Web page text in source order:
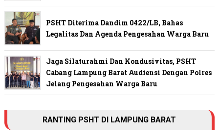
PSHT Diterima Dandim 0422/LB, Bahas
Legalitas Dan Agenda Pengesahan Warga Baru
Jaga Silaturahmi Dan Kondusivitas, PSHT
Cabang Lampung Barat Audiensi Dengan Polres
Jelang Pengesahan Warga Baru
RANTING PSHT DI LAMPUNG BARAT